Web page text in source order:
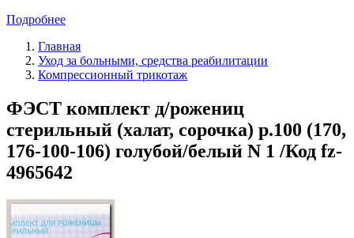
Подробнее
Главная
Уход за больными, средства реабилитации
Компрессионный трикотаж
ФЭСТ комплект д/рожениц
стерильный (халат, сорочка) р.100 (170,
176-100-106) голубой/белый N 1 /Код fz-
4965642